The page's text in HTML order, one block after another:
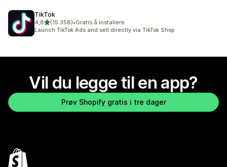
TikTok
4,8av 5 stjerner
(15 358)
Totalt 15358 omtaler
•Gratis å installere
Launch TikTok Ads and sell directly via TikTok Shop
Vil du legge til en app?
Prøv Shopify gratis i tre dager